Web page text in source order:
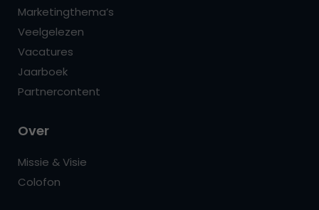
Marketingthema’s
Veelgelezen
Vacatures
Jaarboek
Partnercontent
Over
Missie & Visie
Colofon